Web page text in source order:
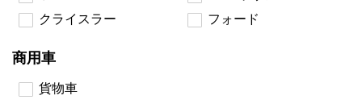
クライスラー
フォード
商用車
貨物車